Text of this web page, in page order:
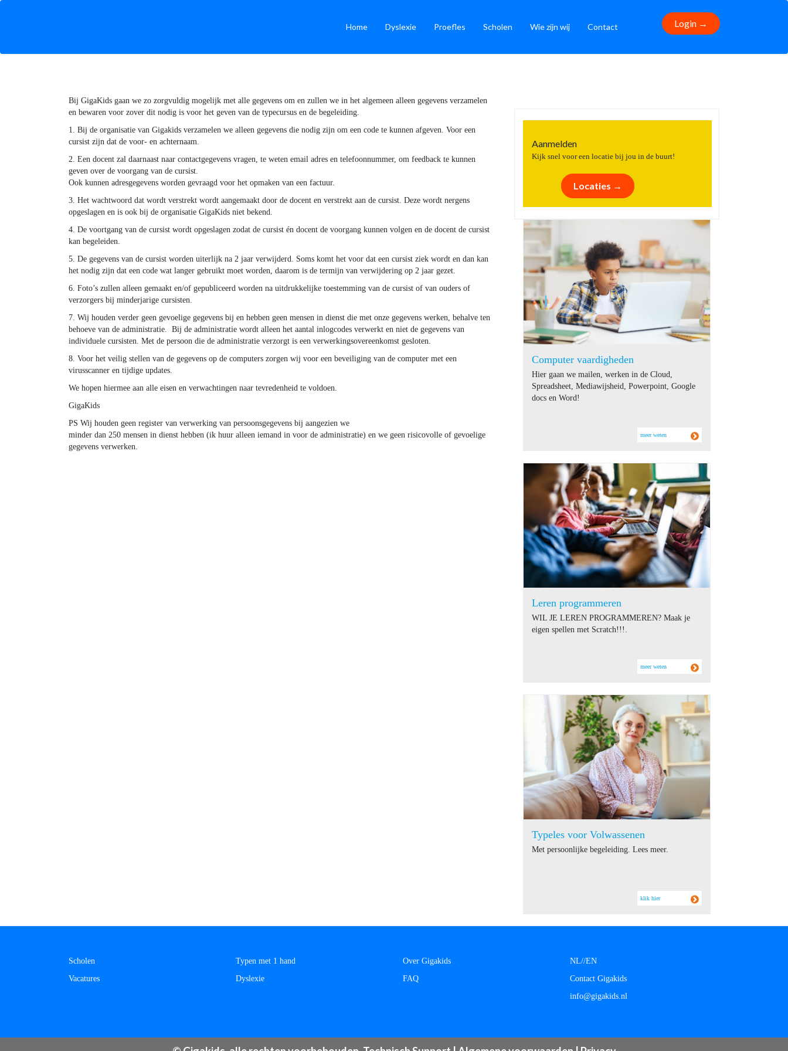
Home(current)Dyslexie Proefles (current)Scholen Wie zijn wij Contact Login →
Bij GigaKids gaan we zo zorgvuldig mogelijk met alle gegevens om en zullen we in het algemeen alleen gegevens verzamelen
en bewaren voor zover dit nodig is voor het geven van de typecursus en de begeleiding.
1. Bij de organisatie van Gigakids verzamelen we alleen gegevens die nodig zijn om een code te kunnen afgeven. Voor een
cursist zijn dat de voor- en achternaam.
2. Een docent zal daarnaast naar contactgegevens vragen, te weten email adres en telefoonnummer, om feedback te kunnen
geven over de voorgang van de cursist.
Ook kunnen adresgegevens worden gevraagd voor het opmaken van een factuur.
3. Het wachtwoord dat wordt verstrekt wordt aangemaakt door de docent en verstrekt aan de cursist. Deze wordt nergens
opgeslagen en is ook bij de organisatie GigaKids niet bekend.
4. De voortgang van de cursist wordt opgeslagen zodat de cursist én docent de voorgang kunnen volgen en de docent de cursist
kan begeleiden.
5. De gegevens van de cursist worden uiterlijk na 2 jaar verwijderd. Soms komt het voor dat een cursist ziek wordt en dan kan
het nodig zijn dat een code wat langer gebruikt moet worden, daarom is de termijn van verwijdering op 2 jaar gezet.
6. Foto’s zullen alleen gemaakt en/of gepubliceerd worden na uitdrukkelijke toestemming van de cursist of van ouders of
verzorgers bij minderjarige cursisten.
7. Wij houden verder geen gevoelige gegevens bij en hebben geen mensen in dienst die met onze gegevens werken, behalve ten
behoeve van de administratie. Bij de administratie wordt alleen het aantal inlogcodes verwerkt en niet de gegevens van
individuele cursisten. Met de persoon die de administratie verzorgt is een verwerkingsovereenkomst gesloten.
8. Voor het veilig stellen van de gegevens op de computers zorgen wij voor een beveiliging van de computer met een
virusscanner en tijdige updates.
We hopen hiermee aan alle eisen en verwachtingen naar tevredenheid te voldoen.
GigaKids
PS Wij houden geen register van verwerking van persoonsgegevens bij aangezien we
minder dan 250 mensen in dienst hebben (ik huur alleen iemand in voor de administratie) en we geen risicovolle of gevoelige
gegevens verwerken.
Aanmelden
Kijk snel voor een locatie bij jou in de buurt!
Locaties →
Computer vaardigheden
Hier gaan we mailen, werken in de Cloud,
Spreadsheet, Mediawijsheid, Powerpoint, Google
docs en Word!
meer weten
Leren programmeren
WIL JE LEREN PROGRAMMEREN? Maak je
eigen spellen met Scratch!!!.
meer weten
Typeles voor Volwassenen
Met persoonlijke begeleiding. Lees meer.
klik hier
Scholen
Vacatures
Typen met 1 hand
Dyslexie
Over Gigakids
FAQ
NL//EN
Contact Gigakids
info@gigakids.nl